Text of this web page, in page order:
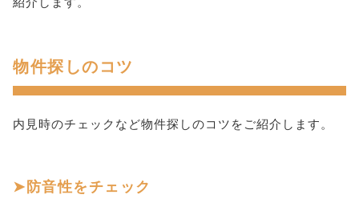
物件探しのコツ
内見時のチェックなど物件探しのコツをご紹介します。
防音性をチェック